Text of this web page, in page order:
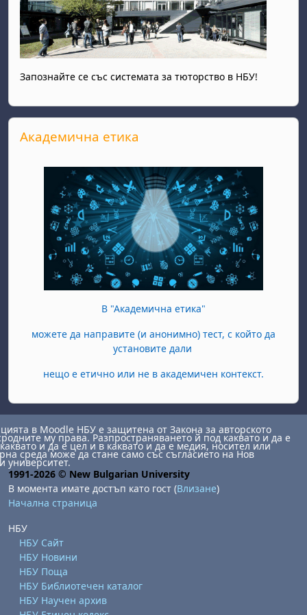
Запознайте се със системата за тюторство в НБУ!
Прескочи Академична етика
Академична етика
В "Академична етика"
можете да направите (и анонимно) тест, с който да
установите дали
нещо е етично или не в академичен контекст.
в Moodle НБУ е защитена от Закона за авторското
му права. Разпространяването й под каквато и да е
и да е цел и в каквато и да е медия, носител или
среда може да стане само със съгласието на Нов
университет.
1991-2026 © New Bulgarian University
В момента имате достъп като гост (Влизане)
Начална страница
НБУ
НБУ Сайт
НБУ Новини
НБУ Поща
НБУ Библиотечен каталог
НБУ Научен архив